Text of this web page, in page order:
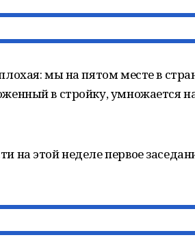
мы на пятом месте в
в стройку, умножается
на этой неделе первое